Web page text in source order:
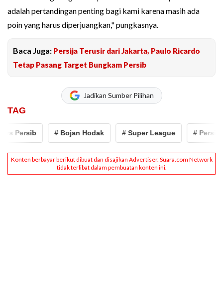
adalah pertandingan penting bagi kami karena masih ada
poin yang harus diperjuangkan," pungkasnya.
Baca Juga: Persija Terusir dari Jakarta, Paulo Ricardo
Tetap Pasang Target Bungkam Persib
Jadikan Sumber Pilihan
TAG
Persib # Bojan Hodak # Super League # Persib